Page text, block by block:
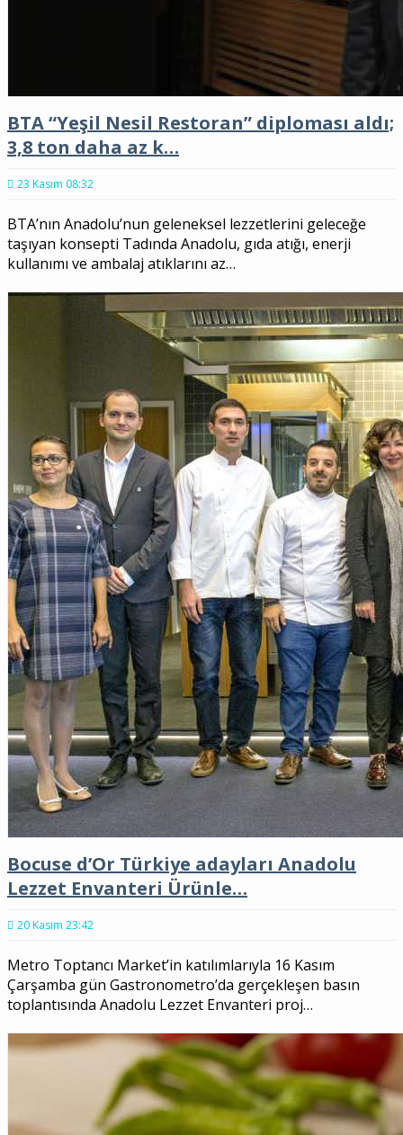
BTA “Yeşil Nesil Restoran” diploması aldı;
3,8 ton daha az k…
23 Kasım 08:32
BTA’nın Anadolu’nun geleneksel lezzetlerini geleceğe
taşıyan konsepti Tadında Anadolu, gıda atığı, enerji
kullanımı ve ambalaj atıklarını az…
Bocuse d’Or Türkiye adayları Anadolu
Lezzet Envanteri Ürünle…
20 Kasım 23:42
Metro Toptancı Market’in katılımlarıyla 16 Kasım
Çarşamba gün Gastronometro’da gerçekleşen basın
toplantısında Anadolu Lezzet Envanteri proj…